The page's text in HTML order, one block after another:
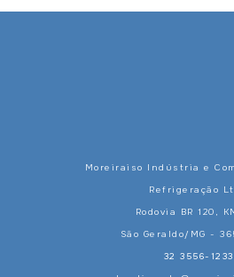
Moreiraiso Indústria e
Refrigeração
Rodovia BR 120,
São Geraldo/MG -
32 3556-1233